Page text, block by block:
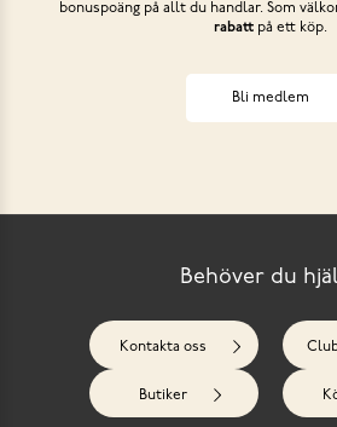
bonuspoäng på allt du handlar. Som
rabattpå ett köp.
Bli medlem
Behöver du
Kontakta oss
Butiker